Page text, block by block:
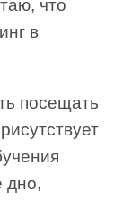
что
в
посещать
дно,